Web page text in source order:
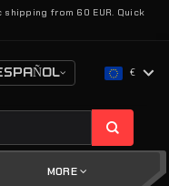
from 60 EUR. Quick
€
MORE